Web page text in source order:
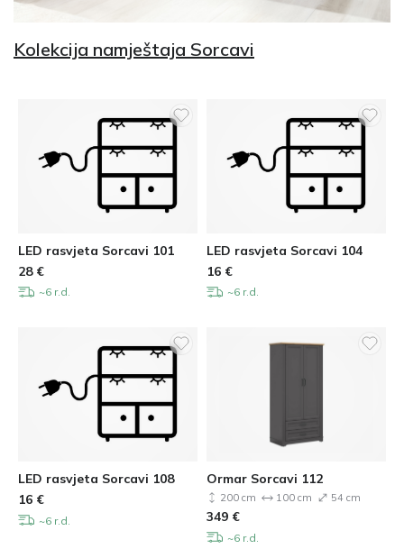
Kolekcija namještaja Sorcavi
LED rasvjeta Sorcavi 101
28 €
~6 r.d.
LED rasvjeta Sorcavi 104
16 €
~6 r.d.
LED rasvjeta Sorcavi 108
16 €
~6 r.d.
Ormar Sorcavi 112
200 cm 100 cm 54 cm
349 €
~6 r.d.